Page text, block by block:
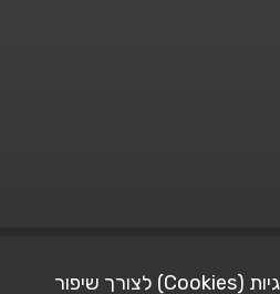
אתר זה משתמש בעוגיות (Cookies) לצורך שיפור